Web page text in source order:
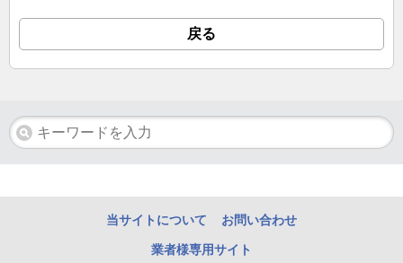
戻る
当サイトについて お問い合わせ
業者様専用サイト